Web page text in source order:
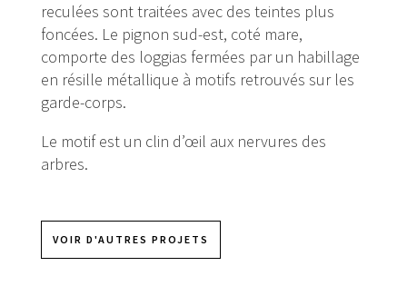
reculées sont traitées avec des teintes plus
foncées. Le pignon sud-est, coté mare,
comporte des loggias fermées par un habillage
en résille métallique à motifs retrouvés sur les
garde-corps.
Le motif est un clin d’œil aux nervures des
arbres.
VOIR D'AUTRES PROJETS